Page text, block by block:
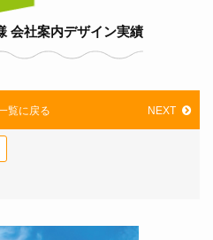
会社案内デザイン実績
覧に戻る NEXT